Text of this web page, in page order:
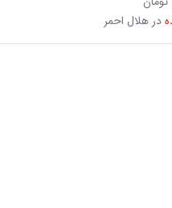
در هلال احمر